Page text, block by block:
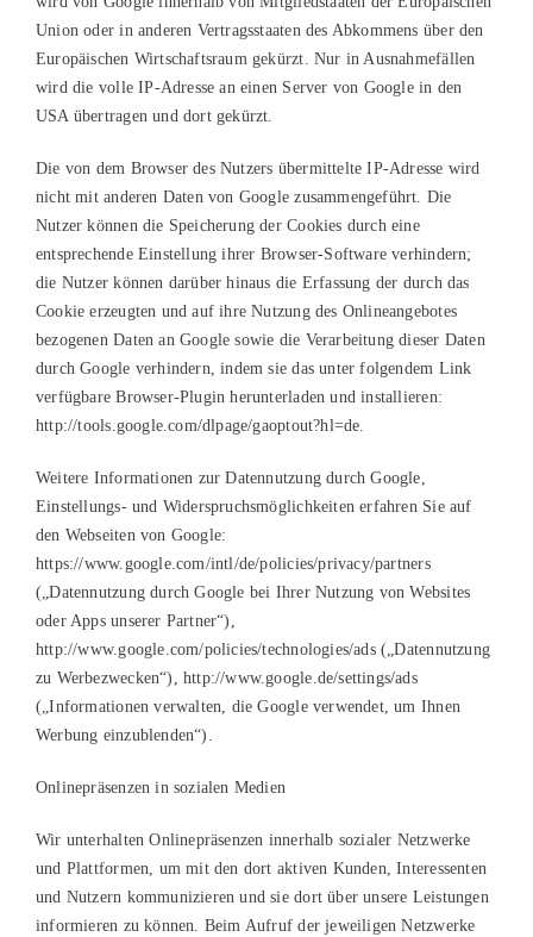
Union oder in anderen Vertragsstaaten des Abkommens über den
Europäischen Wirtschaftsraum gekürzt. Nur in Ausnahmefällen
wird die volle IP-Adresse an einen Server von Google in den
USA übertragen und dort gekürzt.
Die von dem Browser des Nutzers übermittelte IP-Adresse wird
nicht mit anderen Daten von Google zusammengeführt. Die
Nutzer können die Speicherung der Cookies durch eine
entsprechende Einstellung ihrer Browser-Software verhindern;
die Nutzer können darüber hinaus die Erfassung der durch das
Cookie erzeugten und auf ihre Nutzung des Onlineangebotes
bezogenen Daten an Google sowie die Verarbeitung dieser Daten
durch Google verhindern, indem sie das unter folgendem Link
verfügbare Browser-Plugin herunterladen und installieren:
http://tools.google.com/dlpage/gaoptout?hl=de.
Weitere Informationen zur Datennutzung durch Google,
Einstellungs- und Widerspruchsmöglichkeiten erfahren Sie auf
den Webseiten von Google:
https://www.google.com/intl/de/policies/privacy/partners
(„Datennutzung durch Google bei Ihrer Nutzung von Websites
oder Apps unserer Partner“),
http://www.google.com/policies/technologies/ads („Datennutzung
zu Werbezwecken“), http://www.google.de/settings/ads
(„Informationen verwalten, die Google verwendet, um Ihnen
Werbung einzublenden“).
Onlinepräsenzen in sozialen Medien
Wir unterhalten Onlinepräsenzen innerhalb sozialer Netzwerke
und Plattformen, um mit den dort aktiven Kunden, Interessenten
und Nutzern kommunizieren und sie dort über unsere Leistungen
informieren zu können. Beim Aufruf der jeweiligen Netzwerke